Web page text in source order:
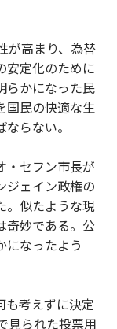
が高まり、為替
安定化のために
らかになった民
国民の快適な生
らない。
・セフン市長が
ジェイン政権の
。似たような現
奇妙である。公
になったよう
も考えずに決定
見られた投票用